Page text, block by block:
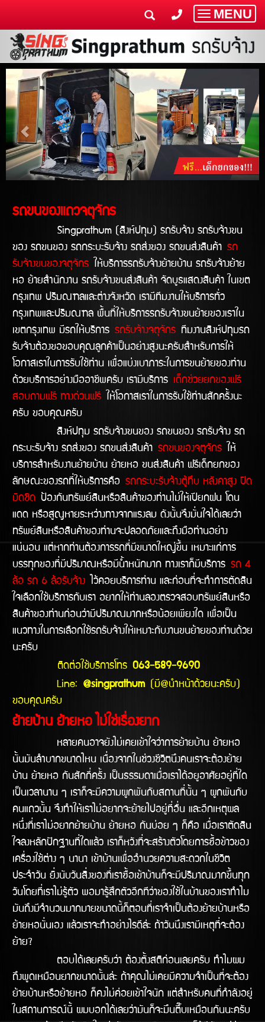
Toggle
MENU
รถขนของแถวจตุจักร
Singprathum (สิงห์ปทุม) รถรับจ้าง รถรับจ้างขน
ของ รถขนของ รถกระบะรับจ้าง รถส่งของ รถขนส่งสินค้า รถ
รับจ้างขนของจตุจักร ให้บริการรถรับจ้างย้ายบ้าน รถรับจ้างย้าย
หอ ย้ายสำนักงาน รถรับจ้างขนส่งสินค้า จัดบูธแสดงสินค้า ในเขต
กรุงเทพ ปริมณฑลและต่างจังหวัด เรามีทีมงานให้บริการทั่ว
กรุงเทพและปริมณฑล พื้นที่ให้บริการรถรับจ้างขนย้ายของเราใน
เขตกรุงเทพ มีรถให้บริการ รถรับจ้างจตุจักร ทีมงานสิงห์ปทุมรถ
รับจ้างต้องขอขอบคุณลูกค้าเป็นอย่างสูงนะครับสำหรับการให้
โอกาสเราในการรับใช้ท่าน เพื่อแบ่งเบาภาระในการขนย้ายของท่าน
ด้วยบริการอย่างมืออาชีพครับ เรามีบริการ
เด็กช่วยยกของฟรี
สอบถามฟรี ทางด่วนฟรี ให้โอกาสเราในการรับใช้ท่านสักครั้งนะ
ครับ ขอบคุณครับ
สิงห์ปทุม รถรับจ้างขนของ รถขนของ รถรับจ้าง รถ
กระบะรับจ้าง รถส่งของ รถขนส่งสินค้า รถขนของจตุจักร ให้
บริการสำหรับงานย้ายบ้าน ย้ายหอ ขนส่งสินค้า ฟรีเด็กยกของ
ลักษณะของรถที่ให้บริการคือ รถกระบะรับจ้างตู้ทึบ หลังคาสูง ปิด
มิดชิด ป้องกันทรัพย์สินหรือสินค้าของท่านไม่ให้เปียกฝน โดน
แดด หรือสูญหายระหว่างทางจากแรงลม ดังนั้นจึงมั่นใจได้เลยว่า
ทรัพย์สินหรือสินค้าของท่านจะปลอดภัยและถึงมือท่านอย่าง
แน่นอน แต่หากท่านต้องการรถที่มีขนาดใหญ่ขึ้น เหมาะแก่การ
บรรทุกของที่มีปริมาณหรือมีน้ำหนักมาก ทางเราก็มีบริการ รถ 4
ล้อ รถ 6 ล้อรับจ้าง ไว้คอยบริการท่าน และก่อนที่จะทำการตัดสิน
ใจเลือกใช้บริการกับเรา อยากให้ท่านลองตรวจสอบทรัพย์สินหรือ
สินค้าของท่านก่อนว่ามีปริมาณมากหรือน้อยเพียงใด เพื่อเป็น
แนวทางในการเลือกใช้รถรับจ้างให้เหมาะกับงานขนย้ายของท่านด้วย
นะครับ
ติดต่อใช้บริการโทร 063-589-9690
Line: @singprathum (มี@นำหน้าด้วยนะครับ)
ขอบคุณครับ
ย้ายบ้าน ย้ายหอ ไม่ใช่เรื่องยาก
หลายคนอาจยังไม่เคยเข้าใจว่าการย้ายบ้าน ย้ายหอ
นั้นมันลำบากขนาดไหน เนื่องจากในช่วงชีวิตนึงคนเราจะต้องย้าย
บ้าน ย้ายหอ กันสักกี่ครั้ง เป็นธรรมดาเมื่อเราได้อยูอาศัยอยู่ที่ใด
เป็นเวลานาน ๆ เราก็จะมีความผูกพันกับสถานที่นั้น ๆ ผูกพันกับ
คนแถวนั้น จึงทำให้เราไม่อยากจะย้ายไปอยู่ที่อื่น และอีกเหตุผล
หนึ่งที่เราไม่อยากย้ายบ้าน ย้ายหอ กันบ่อย ๆ ก็คือ เมื่อเราตัดสิน
ใจลงหลักปักฐานที่ใดแล้ว เราก็หวังที่จะสร้างตัวโดยการซื้อข้าวของ
เครื่องใช้ต่าง ๆ นานา เข้าบ้านเพื่ออำนวยความสะดวกในชีวิต
ประจำวัน ยิ่งนับวันสิ่งของที่เราซื้อเข้าบ้านก็จะมีปริมาณมากขึ้นทุก
วันโดยที่เราไม่รู้ตัว พอมารู้สึกตัวอีกทีว่าของใช้ในบ้านของเราทำไม
มันถึงมีจำนวนมากมายขนาดนี้ก็ตอนที่เราจำเป็นต้องย้ายบ้านหรือ
ย้ายหอนั่นเอง แล้วเราจะทำอย่างไรดีล้่ะ ถ้าวันนึงเรามีเหตุที่จะต้อง
ย้าย?
ตอบได้เลยครับว่า ต้องตั้งสติก่อนเลยครับ ทำไมผม
ถึงพูดเหมือนยากขนาดนั้นล่ะ ถ้าคุณไม่เคยมีความจำเป็นที่จะต้อง
ย้ายบ้านหรือย้ายหอ ก็คงไม่ค่อยเข้้าใจนัก แต่สำหรับคนที่กำลังอยู่
ในสถานการณ์นี้ ผมบอกได้เลยว่ามันก็จะมึนตึ๊บเหมือนกันนะครับ